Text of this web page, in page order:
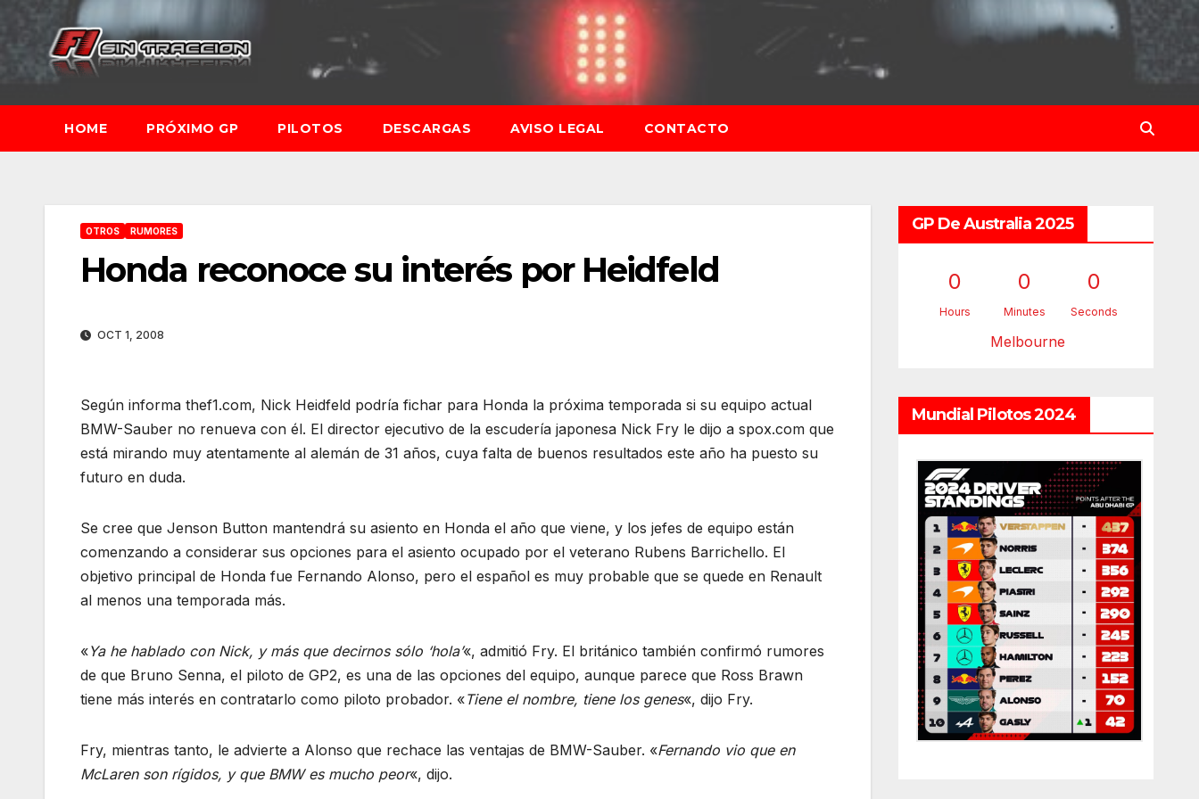
Saltar
contenido
HOME PRÓXIMO GP PILOTOS DESCARGAS AVISO LEGAL CONTACTO
OTROS RUMORES
Honda reconoce su interés por Heidfeld
OCT 1, 2008
Según informa thef1.com, Nick Heidfeld podría fichar para Honda la próxima temporada si su equipo actual
BMW-Sauber no renueva con él. El director ejecutivo de la escudería japonesa Nick Fry le dijo a spox.com que
está mirando muy atentamente al alemán de 31 años, cuya falta de buenos resultados este año ha puesto su
futuro en duda.
Se cree que Jenson Button mantendrá su asiento en Honda el año que viene, y los jefes de equipo están
comenzando a considerar sus opciones para el asiento ocupado por el veterano Rubens Barrichello. El
objetivo principal de Honda fue Fernando Alonso, pero el español es muy probable que se quede en Renault
al menos una temporada más.
«Ya he hablado con Nick, y más que decirnos sólo ‘hola’«, admitió Fry. El británico también confirmó rumores
de que Bruno Senna, el piloto de GP2, es una de las opciones del equipo, aunque parece que Ross Brawn
tiene más interés en contratarlo como piloto probador. «Tiene el nombre, tiene los genes«, dijo Fry.
Fry, mientras tanto, le advierte a Alonso que rechace las ventajas de BMW-Sauber. «Fernando vio que en
McLaren son rígidos, y que BMW es mucho peor«, dijo.
GP De Australia 2025
0
Hours
0
Minutes
0
Seconds
Melbourne
Mundial Pilotos 2024